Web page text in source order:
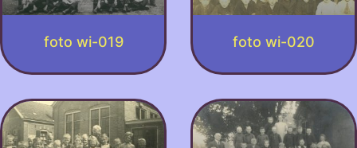
foto wi-019 foto wi-020